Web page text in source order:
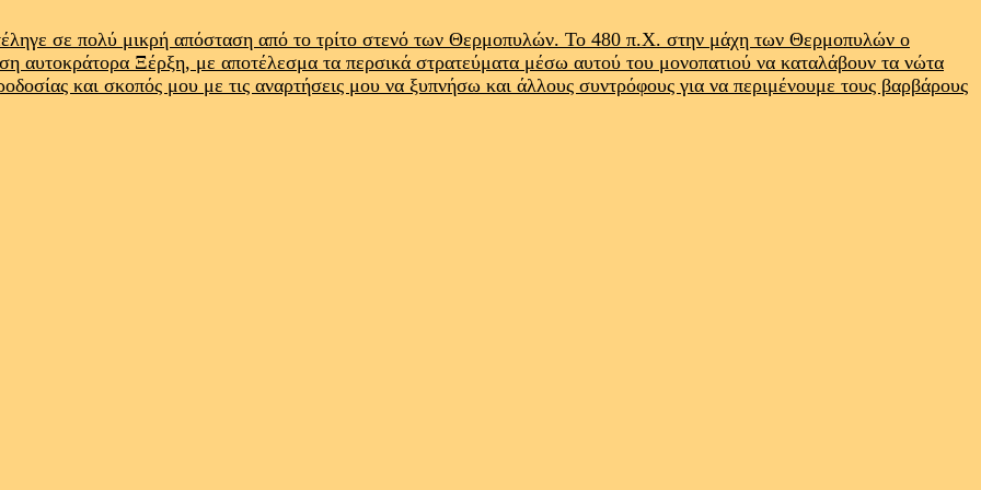
σε πολύ μικρή απόσταση από το τρίτο στενό των Θερμοπυλών. Το 480 π.Χ. στην μάχη των Θερμοπυλών ο
αυτοκράτορα Ξέρξη, με αποτέλεσμα τα περσικά στρατεύματα μέσω αυτού του μονοπατιού να καταλάβουν τα νώτα
και σκοπός μου με τις αναρτήσεις μου να ξυπνήσω και άλλους συντρόφους για να περιμένουμε τους βαρβάρους